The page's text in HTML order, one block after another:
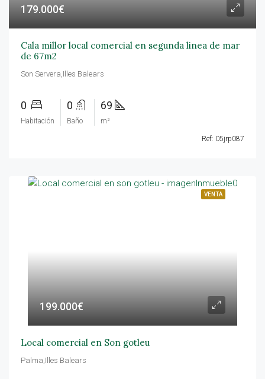
179.000€
Cala millor local comercial en segunda linea de mar
de 67m2
Son Servera,Illes Balears
0
Habitación
0
Baño
69
m²
Ref: 05jrp087
VENTA
199.000€
Local comercial en Son gotleu
Palma,Illes Balears